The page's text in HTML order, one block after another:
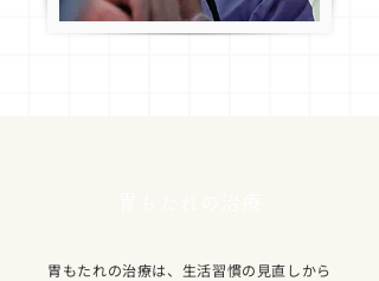
胃もたれの治療は、生活習慣の見直しから